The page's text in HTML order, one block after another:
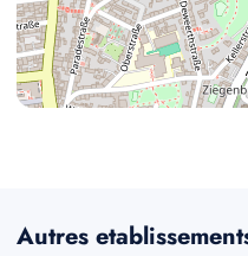
Autres